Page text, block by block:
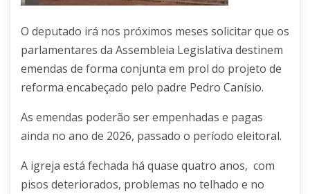
O deputado irá nos próximos meses solicitar que os
parlamentares da Assembleia Legislativa destinem
emendas de forma conjunta em prol do projeto de
reforma encabeçado pelo padre Pedro Canísio.
As emendas poderão ser empenhadas e pagas
ainda no ano de 2026, passado o período eleitoral.
A igreja está fechada há quase quatro anos, com
pisos deteriorados, problemas no telhado e no